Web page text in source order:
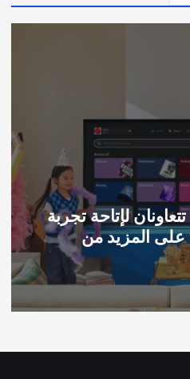
سامسونج وSpotify تتعاونان لإتاحة تجربة
Spotify Premium على المزيد من